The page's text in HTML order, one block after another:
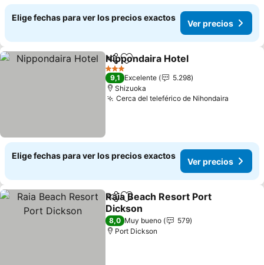
Elige fechas para ver los precios exactos
Ver precios
CompartirAgregar a favoritos
Nippondaira Hotel
3 Estrellas
9,1 Excelente
5.298
Shizuoka
Cerca del teleférico de Nihondaira
Elige fechas para ver los precios exactos
Ver precios
CompartirAgregar a favoritos
Raia Beach Resort Port
Dickson
8,0 Muy bueno
579
Port Dickson